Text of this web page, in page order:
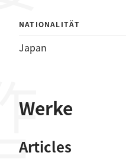
NATIONALITÄT
Japan
Werke
Articles